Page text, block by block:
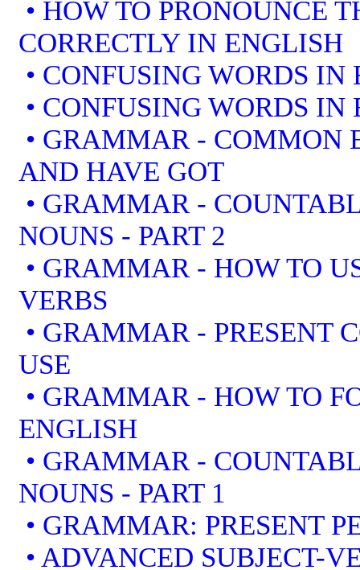
• HOW TO PRONOUNCE
CORRECTLY IN ENGLISH
• CONFUSING WORDS
• CONFUSING WORDS
• GRAMMAR - COMMON
AND HAVE GOT
• GRAMMAR -
NOUNS - PART 2
• GRAMMAR - HOW TO
VERBS
• GRAMMAR - PRESENT
USE
• GRAMMAR - HOW TO
ENGLISH
• GRAMMAR -
NOUNS - PART 1
• GRAMMAR: PRESENT
• ADVANCED SUBJECT-